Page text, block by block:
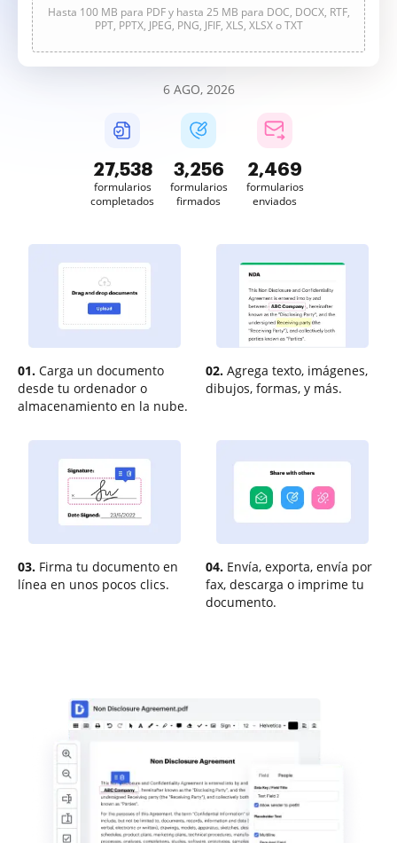
Hasta 100 MB para PDF y hasta 25 MB para DOC, DOCX, RTF,
PPT, PPTX, JPEG, PNG, JFIF, XLS, XLSX o TXT
6 AGO, 2026
27,540
formularios
completados
3,256
formularios
firmados
2,469
formularios
enviados
01. Carga un documento
desde tu ordenador o
almacenamiento en la nube.
02. Agrega texto, imágenes,
dibujos, formas, y más.
03. Firma tu documento en
línea en unos pocos clics.
04. Envía, exporta, envía por
fax, descarga o imprime tu
documento.